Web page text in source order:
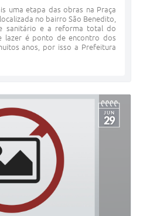
uma etapa das obras na Praça
no bairro São Benedito,
sanitário e a reforma total do
lazer é ponto de encontro dos
anos, por isso a Prefeitura
JUN
29